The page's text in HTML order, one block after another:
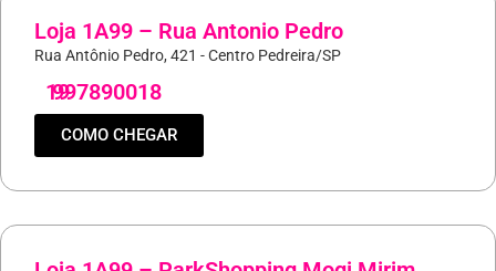
Loja 1A99 – Rua Antonio Pedro
Rua Antônio Pedro, 421 - Centro Pedreira/SP
19
997890018
COMO CHEGAR